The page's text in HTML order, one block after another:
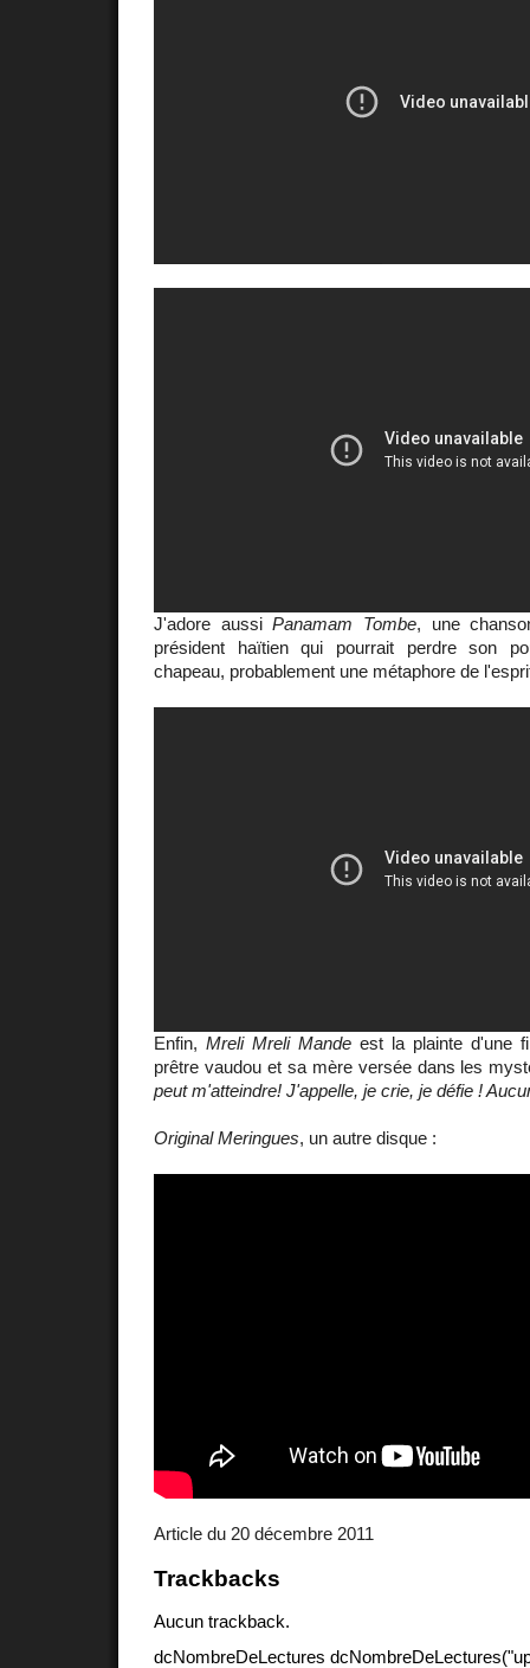
J'adore aussiPanamam Tombe, une
président haïtien qui pourrait perdre son
chapeau, probablement une métaphore de
Enfin, Mreli Mreli Mande est la plainte d'une
prêtre vaudou et sa mère versée dans les
peut m'atteindre! J'appelle, je crie, je défie !
Original Meringues, un autre disque :
Article du 20 décembre 2011
Trackbacks
Aucun trackback.
dcNombreDeLectures